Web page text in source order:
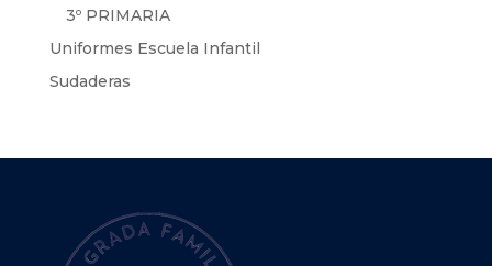
3º PRIMARIA
Uniformes Escuela Infantil
Sudaderas